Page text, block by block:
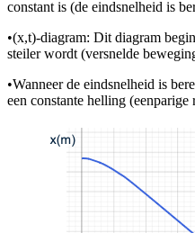
constant is (de eindsnelheid is
•(x,t)-diagram: Dit diagram
steiler wordt (versnelde
•Wanneer de eindsnelheid is
een constante helling